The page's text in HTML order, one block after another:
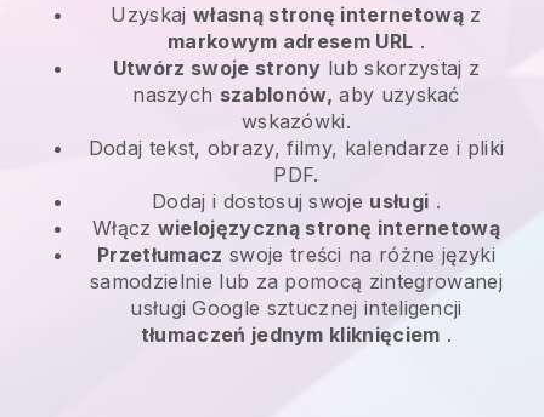
Uzyskaj własną stronę internetowąz
markowym adresem URL .
Utwórz swoje strony lub skorzystaj z
naszych szablonów, aby uzyskać
wskazówki.
Dodaj tekst, obrazy, filmy, kalendarze i pliki
PDF.
Dodaj i dostosuj swoje usługi .
Włącz wielojęzyczną stronę internetową
Przetłumacz swoje treści na różne języki
samodzielnie lub za pomocą zintegrowanej
usługi Google sztucznej inteligencji
tłumaczeń jednym kliknięciem .